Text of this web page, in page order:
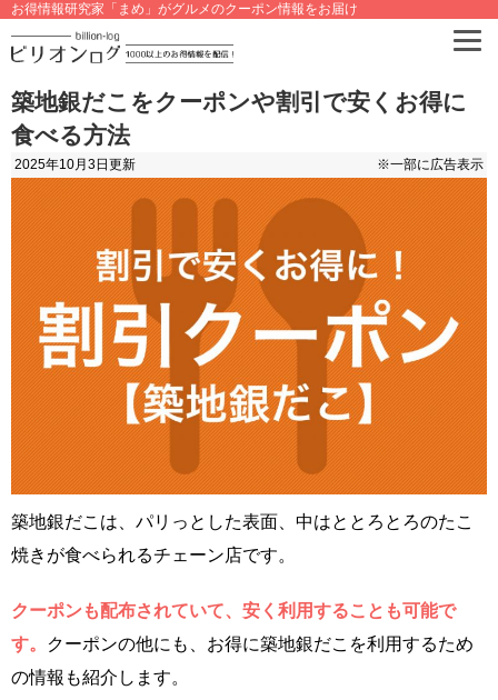
お得情報研究家「まめ」がグルメのクーポン情報をお届け
築地銀だこをクーポンや割引で安くお得に
食べる方法
2025年10月3日 更新 ※一部に広告表示
築地銀だこは、パリっとした表面、中はととろとろのたこ
焼きが食べられるチェーン店です。
クーポンも配布されていて、安く利用することも可能で
す。
クーポンの他にも、お得に築地銀だこを利用するため
の情報も紹介します。